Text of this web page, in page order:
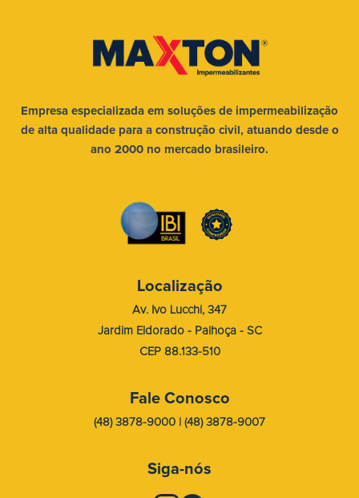
Empresa especializada em soluções de impermeabilização
de alta qualidade para a construção civil, atuando desde o
ano 2000 no mercado brasileiro.
Localização
Av. Ivo Lucchi, 347
Jardim Eldorado - Palhoça - SC
CEP 88.133-510
Fale Conosco
(48) 3878-9000 | (48) 3878-9007
Siga-nós